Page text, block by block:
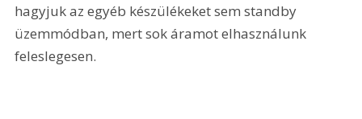
hagyjuk az egyéb készülékeket sem standby
üzemmódban, mert sok áramot elhasználunk
feleslegesen.